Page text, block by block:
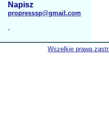
Napisz
propresssp@gmail.com
Wszelkie prawa